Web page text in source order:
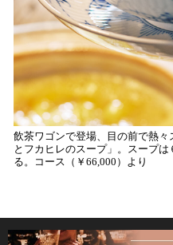
飲茶ワゴンで登場、目の前で熱
とフカヒレのスープ」。スープ
る。コース（￥66,000）より